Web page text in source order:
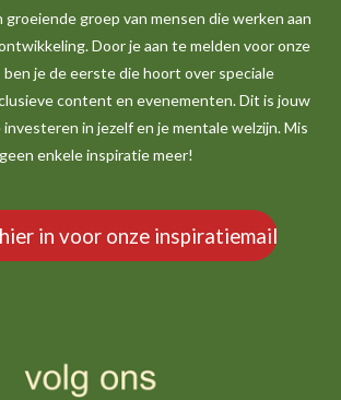
groeiende groep van mensen die werken aan
Door je aan te melden voor onze
je de eerste die hoort over speciale
content en evenementen. Dit is jouw
in jezelf en je mentale welzijn. Mis
geen enkele inspiratie meer!
in voor onze inspiratiemail